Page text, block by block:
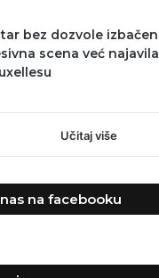
bez dozvole izbačen
scena već najavila
Učitaj više
na facebooku